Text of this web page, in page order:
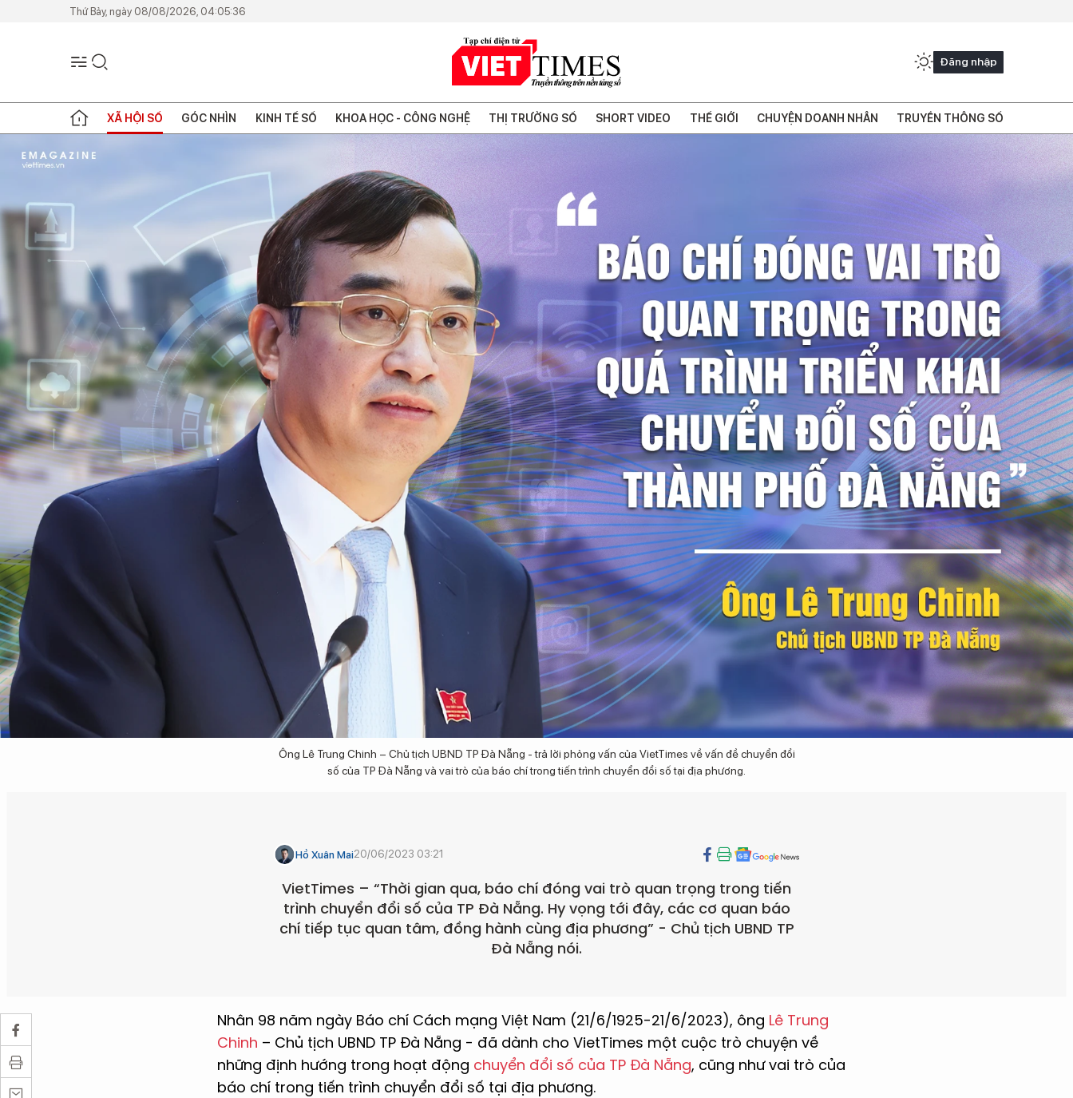
Thứ Bảy, ngày 08/08/2026, 04:05:36
Đăng nhập
XÃ HỘI SỐ GÓC NHÌN KINH TẾ SỐ KHOA HỌC - CÔNG NGHỆ THỊ TRƯỜNG SỐ SHORT VIDEO THẾ GIỚI CHUYỆN DOANH NHÂN TRUYỀN THÔNG SỐ
Ông Lê Trung Chinh – Chủ tịch UBND TP Đà Nẵng - trả lời phỏng vấn của VietTimes về vấn đề chuyển đổi
số của TP Đà Nẵng và vai trò của báo chí trong tiến trình chuyển đổi số tại địa phương.
Hồ Xuân Mai20/06/2023 03:21
VietTimes – “Thời gian qua, báo chí đóng vai trò quan trọng trong tiến
trình chuyển đổi số của TP Đà Nẵng. Hy vọng tới đây, các cơ quan báo
chí tiếp tục quan tâm, đồng hành cùng địa phương” - Chủ tịch UBND TP
Đà Nẵng nói.
Nhân 98 năm ngày Báo chí Cách mạng Việt Nam (21/6/1925-21/6/2023), ông Lê Trung
Chinh – Chủ tịch UBND TP Đà Nẵng - đã dành cho VietTimes một cuộc trò chuyện về
những định hướng trong hoạt động chuyển đổi số của TP Đà Nẵng, cũng như vai trò của
báo chí trong tiến trình chuyển đổi số tại địa phương.